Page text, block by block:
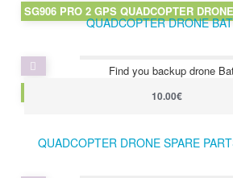
SG906 PRO 2 GPS QUADCOPTER DRONE
QUADCOPTER DRONE
Find you backup drone
10.00€
QUADCOPTER DRONE SPARE